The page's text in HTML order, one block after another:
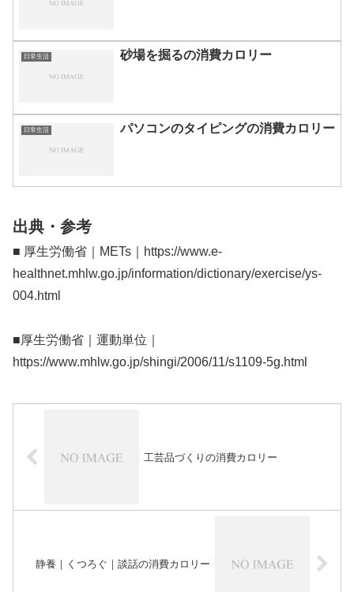
日常生活 砂場を掘るの消費カロリー
日常生活 パソコンのタイピングの消費カロリー
出典・参考
■ 厚生労働省｜METs｜https://www.e-
healthnet.mhlw.go.jp/information/dictionary/exercise/ys-
004.html
■厚生労働省｜運動単位｜
https://www.mhlw.go.jp/shingi/2006/11/s1109-5g.html
工芸品づくりの消費カロリー
静養｜くつろぐ｜談話の消費カロリー